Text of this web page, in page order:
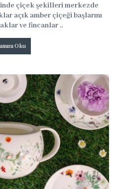
çiçek şekilleri merkezde
açık amber çiçeği başlarını
ve fincanlar ..
Oku